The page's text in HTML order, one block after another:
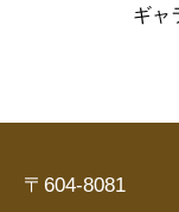
ギャ
〒604-8081